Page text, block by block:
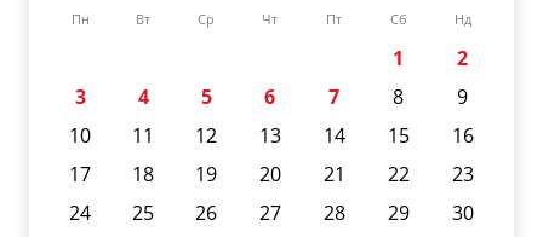
Пн Вт Ср Чт Пт Сб Нд
1
2
3
4 5 6 7 8
9
10
11 12 13 14 15
16
17
18 19 20 21 22
23
24
25 26 27 28 29
30